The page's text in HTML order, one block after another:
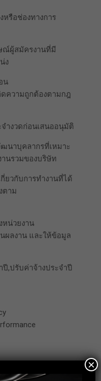
รือช่องทางการ
ณ์ผู้สมัครงานที่มี
ง
น
ดความถูกต้องตามกฎ
ำงวดก่อนเสนออนุมัติ
นาบุคลากรที่เหมาะ
นรวมของบริษัท
ยวกับการทำงานที่ได้
ตาม
หน่วยงาน
ผลงาน และให้ข้อมูล
ปี,ปรับค่าจ้างประจำปี
×